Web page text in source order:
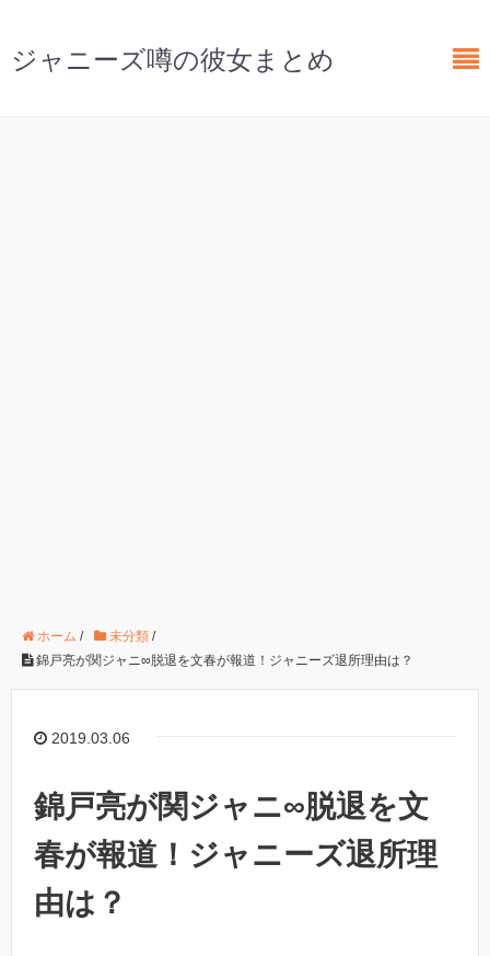
ジャニーズ噂の彼女まとめ
ホーム / 未分類 /
錦戸亮が関ジャニ∞脱退を文春が報道！ジャニーズ退所理由は？
2019.03.06
錦戸亮が関ジャニ∞脱退を文
春が報道！ジャニーズ退所理
由は？